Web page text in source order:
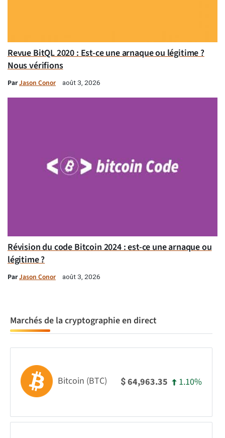
Revue BitQL 2020 : Est-ce une arnaque ou légitime ?
Nous vérifions
ParJason Conor août 3, 2026
Révision du code Bitcoin 2024 : est-ce une arnaque ou
légitime ?
ParJason Conor août 3, 2026
Marchés de la cryptographie en direct
Bitcoin (BTC) $64,963.35 1.10%